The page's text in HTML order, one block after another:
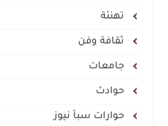
تهنئة
ثقافة وفن
جامعات
حوادث
حوارات سبأ نيوز